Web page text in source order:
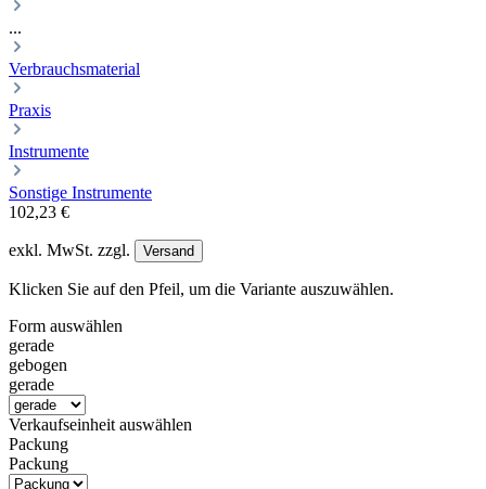
...
Verbrauchsmaterial
Praxis
Instrumente
Sonstige Instrumente
102,23 €
exkl. MwSt. zzgl. Versand
Klicken Sie auf den Pfeil, um die Variante auszuwählen.
Form auswählen
gerade
gebogen
gerade
Verkaufseinheit auswählen
Packung
Packung